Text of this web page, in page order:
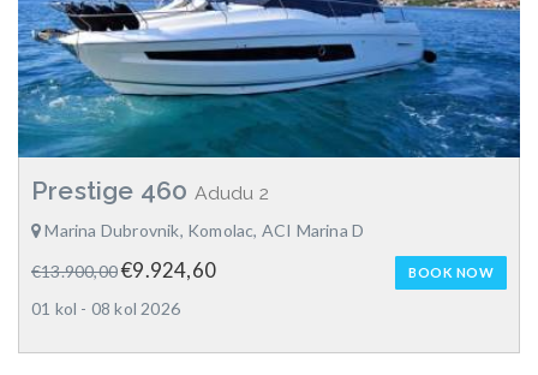
Prestige 460 Adudu 2
Marina Dubrovnik, Komolac, ACI Marina D
BOOK NOW
€13.900,00€9.924,60
01 kol - 08 kol 2026